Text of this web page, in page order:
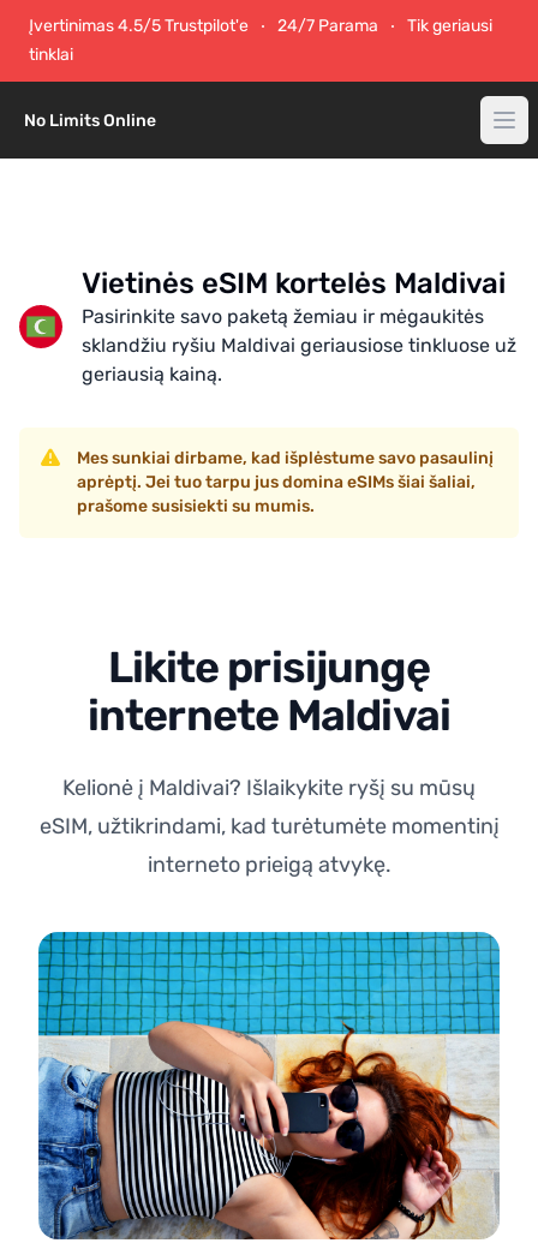
Įvertinimas 4.5/5 Trustpilot'e 24/7 Parama
Tik geriausi
tinklai
No Limits Online
Vietinės eSIM kortelės Maldivai
Pasirinkite savo paketą žemiau ir mėgaukitės
sklandžiu ryšiu Maldivai geriausiose tinkluose už
geriausią kainą.
Mes sunkiai dirbame, kad išplėstume savo pasaulinį
aprėptį. Jei tuo tarpu jus domina eSIMs šiai šaliai,
prašome susisiekti su mumis.
Likite prisijungę
internete Maldivai
Kelionė į Maldivai? Išlaikykite ryšį su mūsų
eSIM, užtikrindami, kad turėtumėte momentinį
interneto prieigą atvykę.